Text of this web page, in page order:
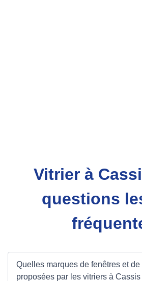
Vitrier à
questions
Quelles marques de fenêtres et de
proposées par les vitriers à Cassis